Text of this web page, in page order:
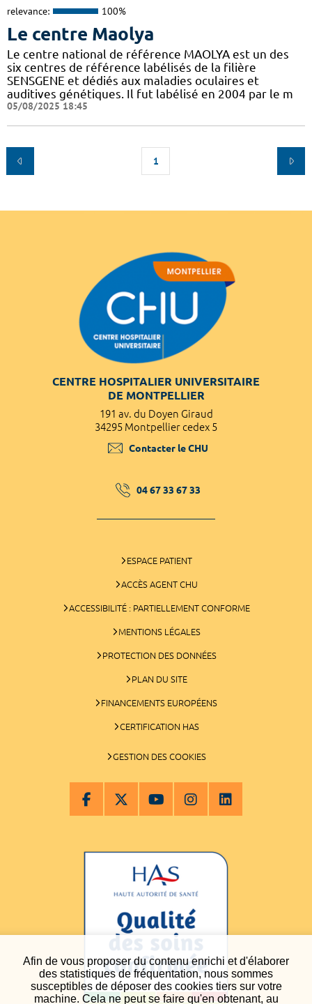
Afin de vous proposer du contenu enrichi et d'élaborer
des statistiques de fréquentation, nous sommes
susceptibles de déposer des cookies tiers sur votre
machine. Cela ne peut se faire qu'en obtenant, au
relevance: 100%
Le centre Maolya
Le centre national de référence MAOLYA est un des
six centres de référence labélisés de la filière
SENSGENE et dédiés aux maladies oculaires et
auditives génétiques. Il fut labélisé en 2004 par le m
05/08/2025 18:45
1
CENTRE HOSPITALIER UNIVERSITAIRE
DE MONTPELLIER
191 av. du Doyen Giraud
34295 Montpellier cedex 5
Contacter le CHU
04 67 33 67 33
ESPACE PATIENT
ACCÈS AGENT CHU
ACCESSIBILITÉ : PARTIELLEMENT CONFORME
MENTIONS LÉGALES
PROTECTION DES DONNÉES
PLAN DU SITE
FINANCEMENTS EUROPÉENS
CERTIFICATION HAS
GESTION DES COOKIES